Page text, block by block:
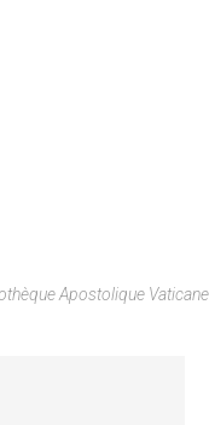
Apostolique Vaticane